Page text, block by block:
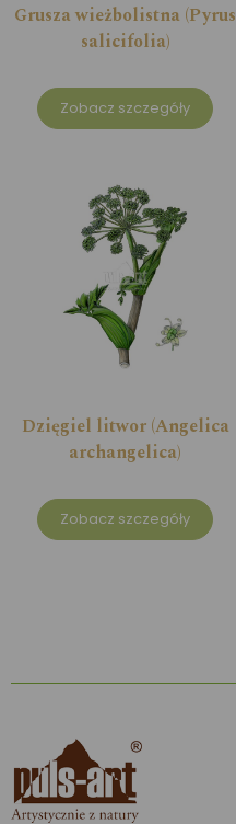
Grusza wieżbolistna (Pyrus
salicifolia)
Zobacz szczegóły
Dzięgiel litwor (Angelica
archangelica)
Zobacz szczegóły